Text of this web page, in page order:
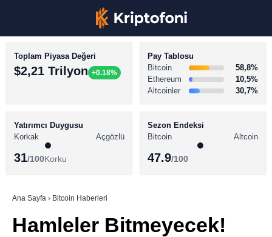
Youtube
BİTCOİN HABERLERİ
ALTCOİN HABERLERİ
SÖZLÜK
Toplam Piyasa Değeri
$2,21 Trilyon +0.18%
Pay Tablosu
Bitcoin
58,8%
Ethereum
10,5%
Altcoinler
30,7%
Yatırımcı Duygusu
Korkak
Açgözlü
31/100Korku
Sezon Endeksi
Bitcoin
Altcoin
47.9/100
Ana Sayfa › Bitcoin Haberleri
Hamleler Bitmeyecek!